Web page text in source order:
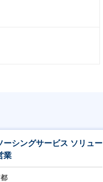
ーシングサービス ソリュー
業